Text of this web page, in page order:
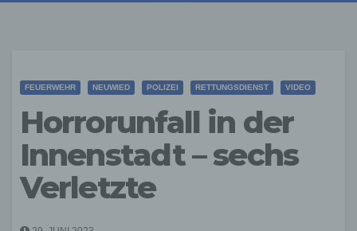
FEUERWEHR NEUWIED POLIZEI RETTUNGSDIENST VIDEO
Horrorunfall in der
Innenstadt – sechs
Verletzte